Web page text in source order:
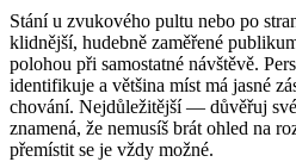
Stání u zvukového pultu nebo po
klidnější, hudebně zaměřené
polohou při samostatné návštěvě.
identifikuje a většina míst má jasné
chování. Nejdůležitější — důvěřuj
znamená, že nemusíš brát ohled na
přemístit se je vždy možné.